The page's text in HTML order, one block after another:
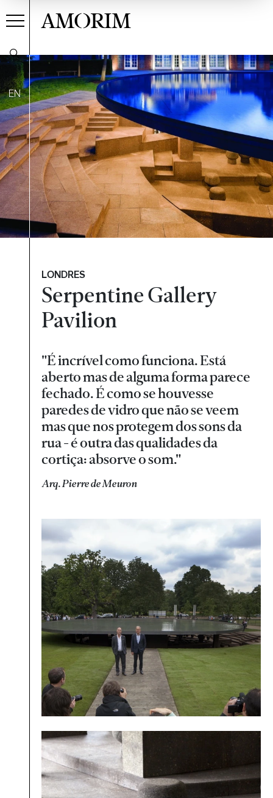
EN
AMORIM
LONDRES
Serpentine Gallery
Pavilion
"É incrível como funciona. Está
aberto mas de alguma forma parece
fechado. É como se houvesse
paredes de vidro que não se veem
mas que nos protegem dos sons da
rua - é outra das qualidades da
cortiça: absorve o som."
Arq. Pierre de Meuron